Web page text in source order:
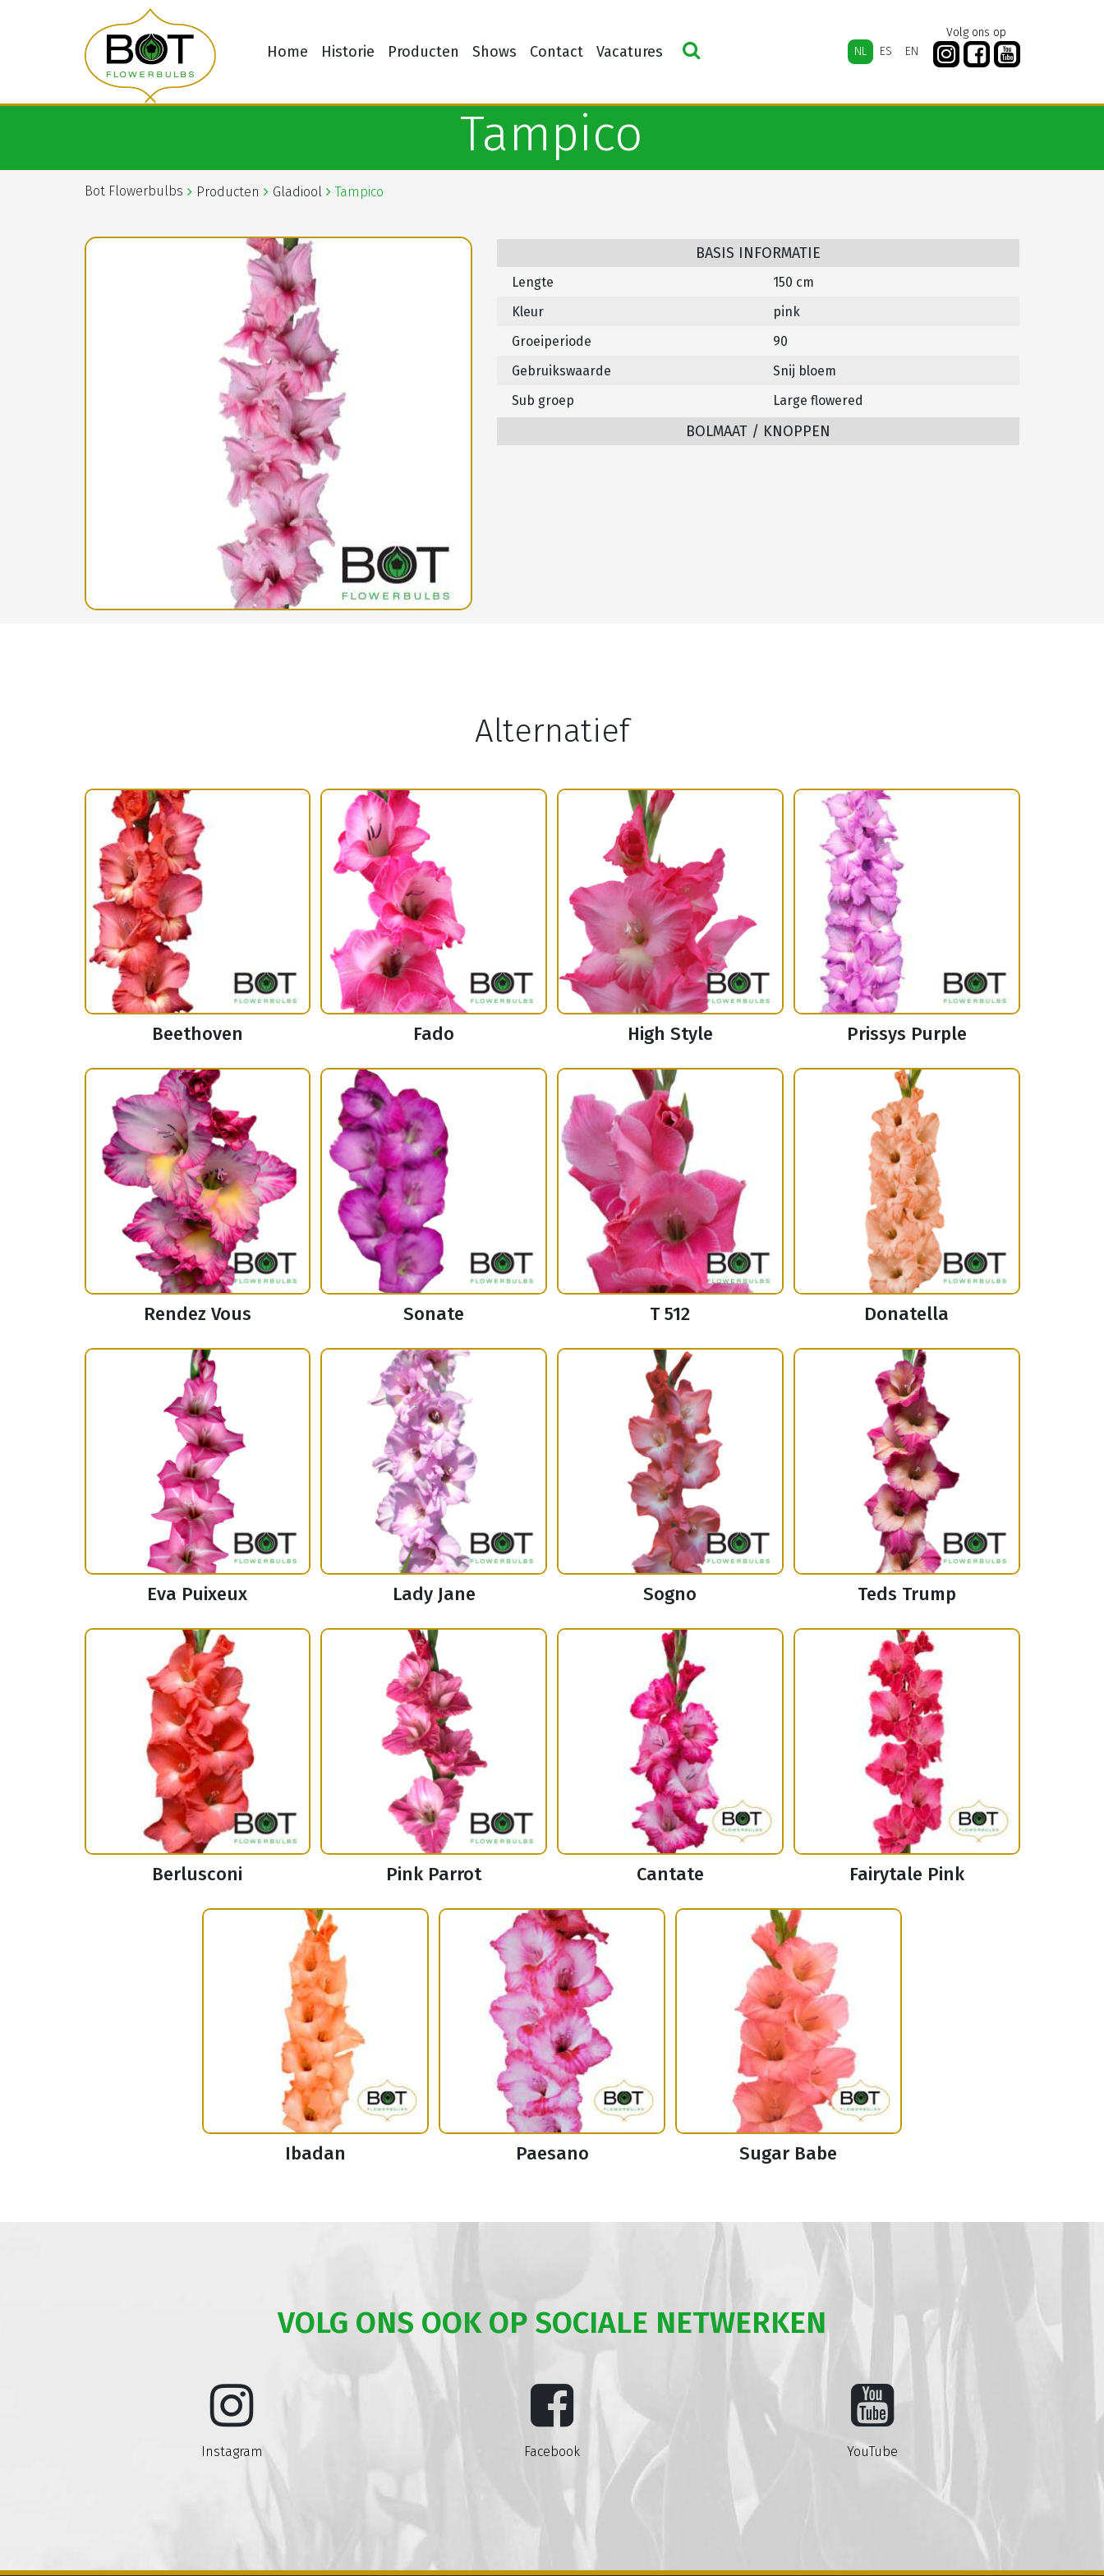
Home Historie Producten Shows Contact Vacatures NL ES EN
Volg ons op
Tampico
Bot Flowerbulbs Producten Gladiool Tampico
BASIS INFORMATIE
Lengte
150 cm
Kleur
pink
Groeiperiode
90
Gebruikswaarde
Snij bloem
Sub groep
Large flowered
BOLMAAT / KNOPPEN
Alternatief
Beethoven Fado High Style Prissys Purple
Rendez Vous Sonate T 512 Donatella
Eva Puixeux Lady Jane Sogno Teds Trump
Berlusconi Pink Parrot Cantate Fairytale Pink
Ibadan Paesano Sugar Babe
VOLG ONS OOK OP SOCIALE NETWERKEN
Instagram Facebook YouTube